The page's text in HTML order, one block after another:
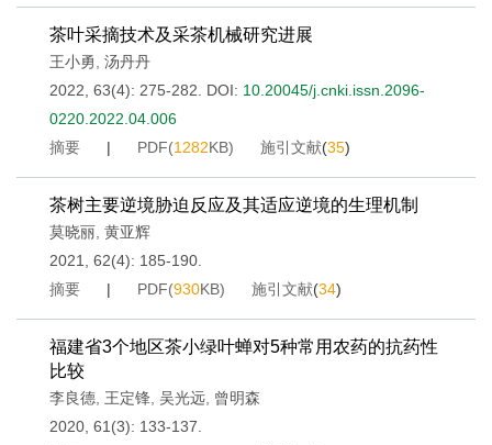
茶叶采摘技术及采茶机械研究进展
王小勇 汤丹丹
2022, 63(4): 275-282.
DOI: 10.20045/j.cnki.issn.2096-
0220.2022.04.006
摘要
| PDF(1282KB) 施引文献(35)
茶树主要逆境胁迫反应及其适应逆境的生理机制
莫晓丽 黄亚辉
2021, 62(4): 185-190.
摘要
| PDF(930KB) 施引文献(34)
福建省3个地区茶小绿叶蝉对5种常用农药的抗药性
比较
李良德 王定锋 吴光远 曾明森
2020, 61(3): 133-137.